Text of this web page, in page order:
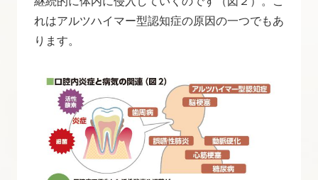
れはアルツハイマー型認知症の原因の一つでもあ
ります。